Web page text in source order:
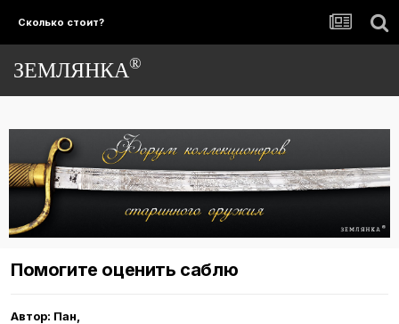
Сколько стоит?
ЗЕМЛЯНКА®
Помогите оценить саблю
Автор: Пан